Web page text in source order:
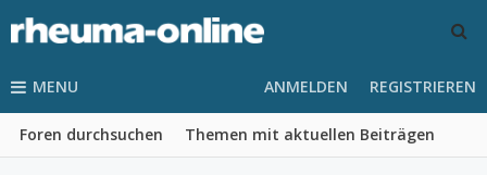
MENU
Foren durchsuchen Themen mit aktuellen Beiträgen
ANMELDEN REGISTRIEREN